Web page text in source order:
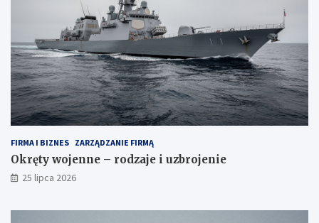
FIRMA I BIZNES ZARZĄDZANIE FIRMĄ
Okręty wojenne – rodzaje i uzbrojenie
25 lipca 2026